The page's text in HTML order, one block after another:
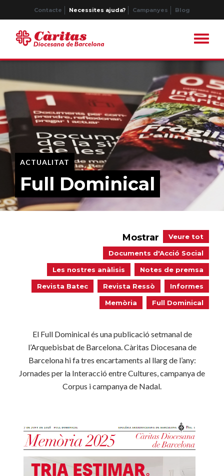
Contacte Necessites ajuda? Campanyes Blog
ACTUALITAT
Full Dominical
Mostrar Veure tot
Documents d'Acció Social
Les nostres anàlisis Notes de premsa
Revista Batec Revista Ressò Informes
Memòria Full Dominical
El Full Dominical és una publicació setmanal de
l’Arquebisbat de Barcelona. Càritas Diocesana de
Barcelona hi fa tres encartaments al llarg de l’any:
Jornades per la Interacció entre Cultures, campanya de
Corpus i campanya de Nadal.